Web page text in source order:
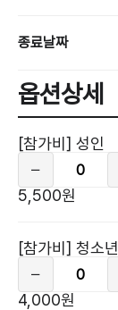
종료날짜
옵션상세
옵
션
상
[참가비] 성인
5,500원
[참가비] 청소년
4,000원